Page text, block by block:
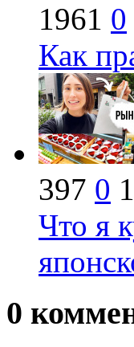
1961 0
Как
397 0
Что я
0